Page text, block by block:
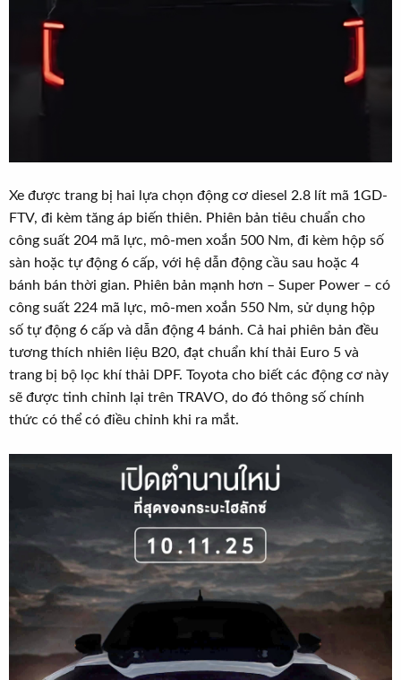
Xe được trang bị hai lựa chọn động cơ diesel 2.8 lít mã 1GD-
FTV, đi kèm tăng áp biến thiên. Phiên bản tiêu chuẩn cho
công suất 204 mã lực, mô-men xoắn 500 Nm, đi kèm hộp số
sàn hoặc tự động 6 cấp, với hệ dẫn động cầu sau hoặc 4
bánh bán thời gian. Phiên bản mạnh hơn – Super Power – có
công suất 224 mã lực, mô-men xoắn 550 Nm, sử dụng hộp
số tự động 6 cấp và dẫn động 4 bánh. Cả hai phiên bản đều
tương thích nhiên liệu B20, đạt chuẩn khí thải Euro 5 và
trang bị bộ lọc khí thải DPF. Toyota cho biết các động cơ này
sẽ được tinh chỉnh lại trên TRAVO, do đó thông số chính
thức có thể có điều chỉnh khi ra mắt.